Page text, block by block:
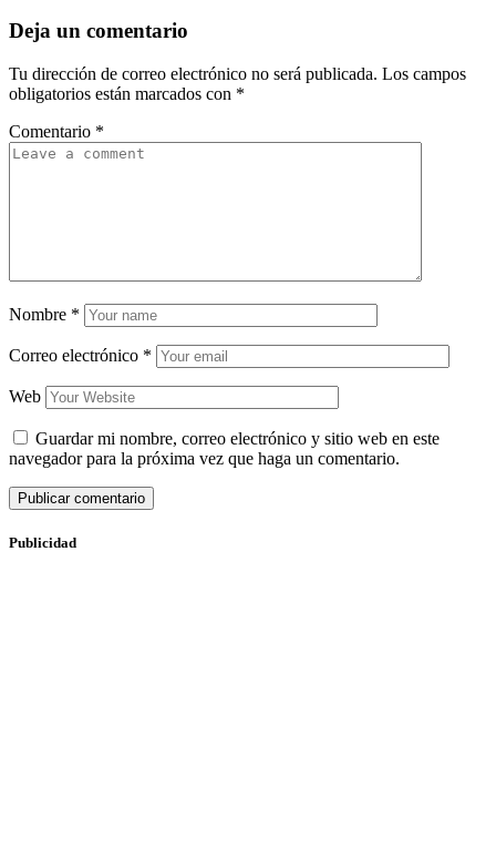
Deja un comentario
Tu dirección de correo electrónico no será publicada. Los campos
obligatorios están marcados con *
Comentario *
Nombre *
Correo electrónico *
Web
Guardar mi nombre, correo electrónico y sitio web en este
navegador para la próxima vez que haga un comentario.
Publicidad